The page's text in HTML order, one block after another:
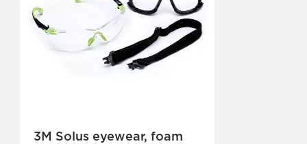
3M Solus eyewear, foam